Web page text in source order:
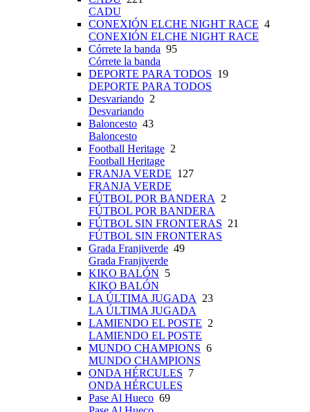
CADU
CONEXIÓN ELCHE NIGHT RACE 4
CONEXIÓN ELCHE NIGHT RACE
Córrete la banda 95
Córrete la banda
DEPORTE PARA TODOS 19
DEPORTE PARA TODOS
Desvariando 2
Desvariando
Baloncesto 43
Baloncesto
Football Heritage 2
Football Heritage
FRANJA VERDE 127
FRANJA VERDE
FÚTBOL POR BANDERA 2
FÚTBOL POR BANDERA
FÚTBOL SIN FRONTERAS 21
FÚTBOL SIN FRONTERAS
Grada Franjiverde 49
Grada Franjiverde
KIKO BALÓN 5
KIKO BALÓN
LA ÚLTIMA JUGADA 23
LA ÚLTIMA JUGADA
LAMIENDO EL POSTE 2
LAMIENDO EL POSTE
MUNDO CHAMPIONS 6
MUNDO CHAMPIONS
ONDA HÉRCULES 7
ONDA HÉRCULES
Pase Al Hueco 69